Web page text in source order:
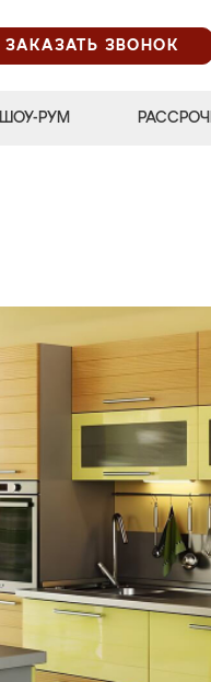
ЗАКАЗАТЬ ЗВОНОК
ШОУ-РУМ